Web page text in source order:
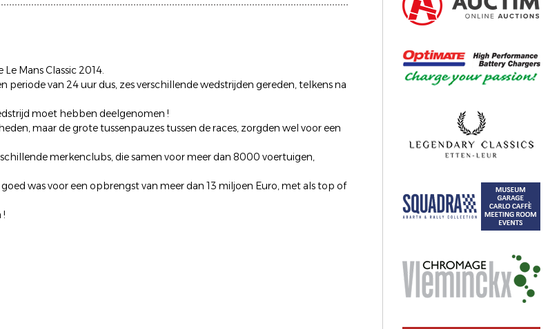
Mans Classic 2014.
van 24 uur dus, zes verschillende wedstrijden gereden, telkens na
moet hebben deelgenomen !
maar de grote tussenpauzes tussen de races, zorgden wel voor een
merkenclubs, die samen voor meer dan 8000 voertuigen,
was voor een opbrengst van meer dan 13 miljoen Euro, met als top of
!